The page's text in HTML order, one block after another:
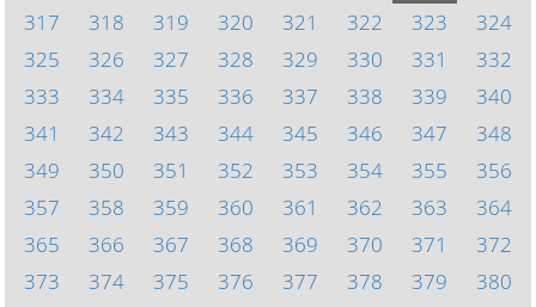
317
318 319 320 321 322 323
324
325
326 327 328 329 330 331
332
333
334 335 336 337 338 339
340
341
342 343 344 345 346 347
348
349
350 351 352 353 354 355
356
357
358 359 360 361 362 363
364
365
366 367 368 369 370 371
372
373
374 375 376 377 378 379
380